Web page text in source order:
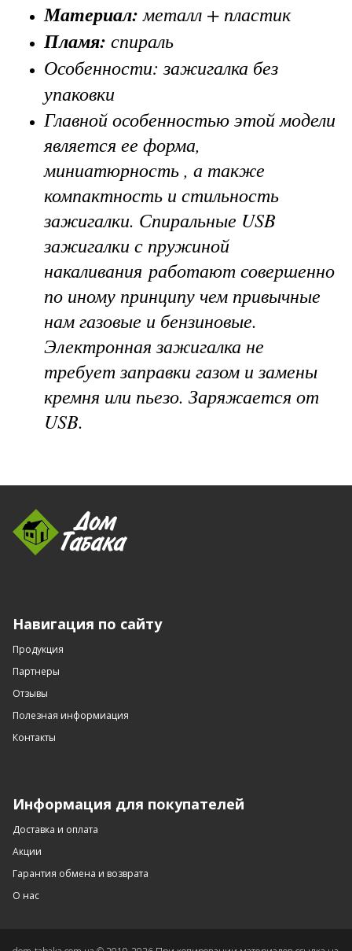
Материал:металл + пластик
Пламя: спираль
Особенности: зажигалка без
упаковки
Главной особенностью этой модели
является ее форма,
миниатюрность , а также
компактность и стильность
зажигалки. Спиральные USB
зажигалки с пружиной
накаливания работают совершенно
по иному принципу чем привычные
нам газовые и бензиновые.
Электронная зажигалка не
требует заправки газом и замены
кремня или пьезо. Заряжается от
USB.
Навигация по сайту
Продукция
Партнеры
Отзывы
Полезная информиация
Контакты
Информация для покупателей
Доставка и оплата
Акции
Гарантия обмена и возврата
О нас